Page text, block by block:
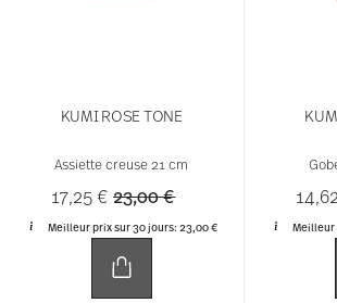
KUMI ROSE TONE
Assiette creuse 21 cm
17,25 €Price reduced from
23,00 €to
Meilleur prix sur 30 jours:23,00 € Meilleur